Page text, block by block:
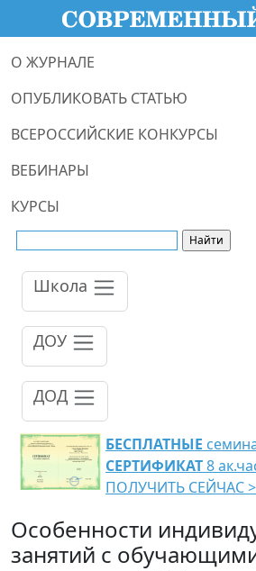
О ЖУРНАЛЕ
ОПУБЛИКОВАТЬ СТАТЬЮ
ВСЕРОССИЙСКИЕ КОНКУРСЫ
ВЕБИНАРЫ
КУРСЫ
Школа
ДОУ
ДОД
БЕСПЛАТНЫЕ
СЕРТИФИКАТ8
ПОЛУЧИТЬ СЕЙЧАС
Особенности
занятий с